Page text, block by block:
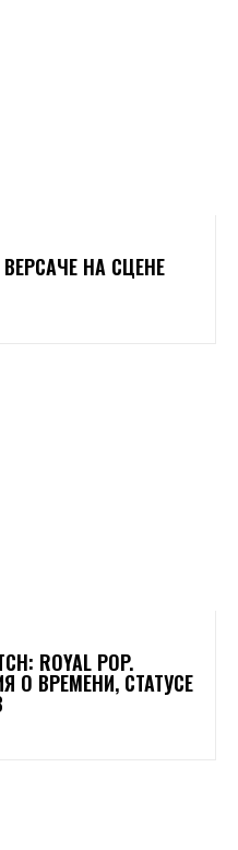
НА СЦЕНЕ
ROYAL POP.
О ВРЕМЕНИ, СТАТУСЕ